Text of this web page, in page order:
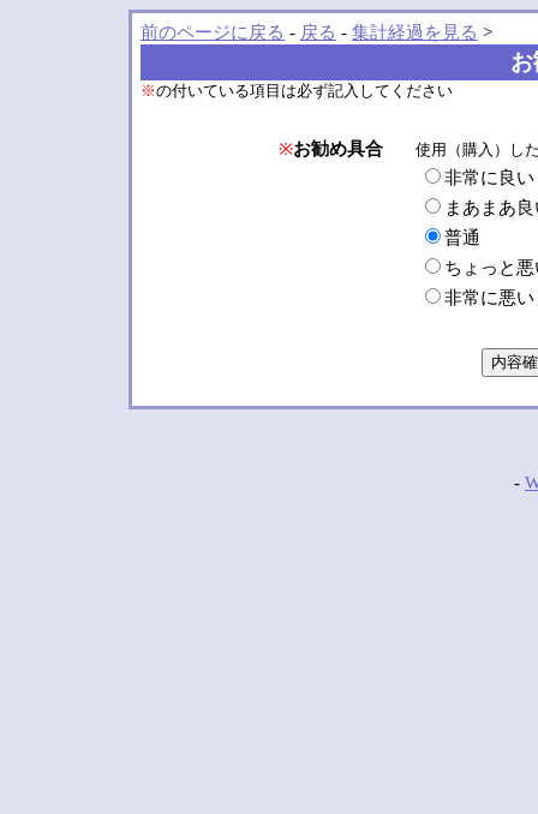
前のページに戻る - 戻る - 集計経過を見る >
※の付いている項目は必ず記入してください
※お勧め具合 使用（購入）し
非常に良い
まあまあ
普通
ちょっと悪
非常に悪い
-